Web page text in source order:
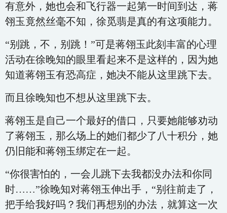
有意外，她也会和飞行器一起第一时间到达，蒋
翎玉竟然丝毫不知，徐觅翡是真的有这项能力。
“别跳，不，别跳！”可是蒋翎玉此刻丰富的心理
活动在徐晚知的眼里看起来不是这样的，因为她
知道蒋翎玉有恐高症，她决不能从这里跳下去。
而且徐晚知也不想从这里跳下去。
蒋翎玉是自己一个最好的借口，只要她能够劝动
了蒋翎玉，那么场上的她们都少了八十积分，她
仍旧能和蒋翎玉绑定在一起。
“你很害怕的，一会儿跳下去我都没办法和你同
时……”徐晚知对蒋翎玉伸出手，“别往前走了，
把手给我好吗？我们再想别的办法，就算这一次